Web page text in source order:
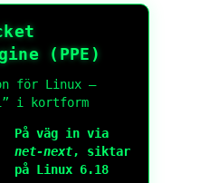
(PPE)
för Linux –
i kortform
På väg in via
net-next, siktar
på Linux 6.18